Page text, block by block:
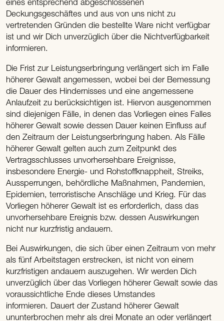
eines entsprechend abgeschlossenen
Deckungsgeschäftes und aus von uns nicht zu
vertretenden Gründen die bestellte Ware nicht verfügbar
ist und wir Dich unverzüglich über die Nichtverfügbarkeit
informieren.
Die Frist zur Leistungserbringung verlängert sich im Falle
höherer Gewalt angemessen, wobei bei der Bemessung
die Dauer des Hindernisses und eine angemessene
Anlaufzeit zu berücksichtigen ist. Hiervon ausgenommen
sind diejenigen Fälle, in denen das Vorliegen eines Falles
höherer Gewalt sowie dessen Dauer keinen Einfluss auf
den Zeitraum der Leistungserbringung haben. Als Fälle
höherer Gewalt gelten auch zum Zeitpunkt des
Vertragsschlusses unvorhersehbare Ereignisse,
insbesondere Energie- und Rohstoffknappheit, Streiks,
Aussperrungen, behördliche Maßnahmen, Pandemien,
Epidemien, terroristische Anschläge und Krieg. Für das
Vorliegen höherer Gewalt ist es erforderlich, dass das
unvorhersehbare Ereignis bzw. dessen Auswirkungen
nicht nur kurzfristig andauern.
Bei Auswirkungen, die sich über einen Zeitraum von mehr
als fünf Arbeitstagen erstrecken, ist nicht von einem
kurzfristigen andauern auszugehen. Wir werden Dich
unverzüglich über das Vorliegen höherer Gewalt sowie das
voraussichtliche Ende dieses Umstandes
informieren. Dauert der Zustand höherer Gewalt
ununterbrochen mehr als drei Monate an oder verlängert